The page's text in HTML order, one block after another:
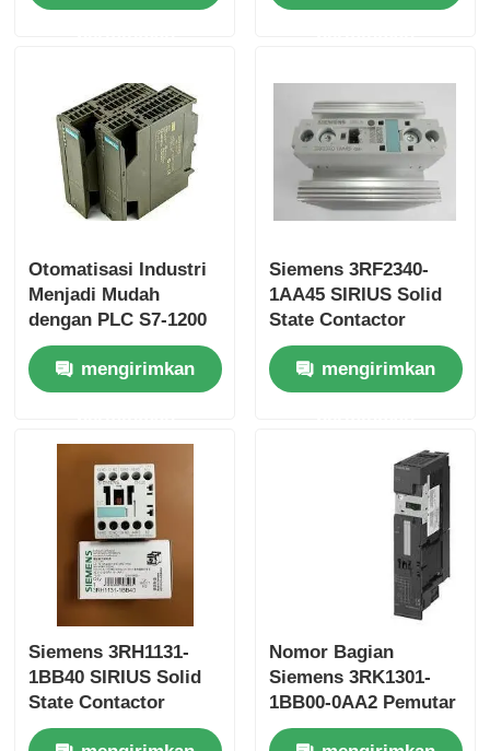
Woodward PLC
Modul PLC Schneider
Modul Bently Nevada
Modul Komunikasi Prosoft
Honeywell DCS Controller
Emerson DCS Controller
Input Analog
Otomatisasi Industri
Menjadi Mudah
dengan PLC S7-1200
6ES7153-1AA03-0XB0
dan Memori 50 KB
mengirimkan
Siemens 3RF2340-
1AA45 SIRIUS Solid
State Contactor
mengirimkan
Siemens 3RH1131-
1BB40 SIRIUS Solid
State Contactor
Nomor Bagian
Siemens 3RK1301-
1BB00-0AA2 Pemutar
elektromekanik untuk